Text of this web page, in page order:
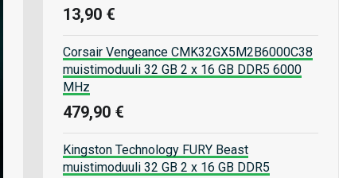
13,90 €
Corsair Vengeance CMK32GX5M2B6000C38
muistimoduuli 32 GB 2 x 16 GB DDR5 6000
MHz
479,90 €
Kingston Technology FURY Beast
muistimoduuli 32 GB 2 x 16 GB DDR5